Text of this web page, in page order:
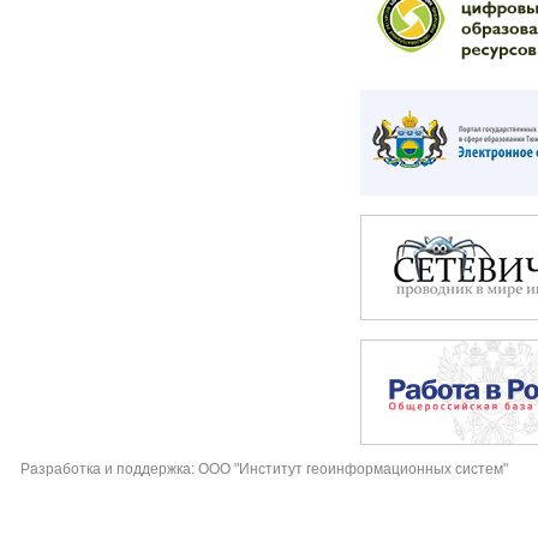
Разработка и поддержка: ООО "Институт геоинформационных систем"